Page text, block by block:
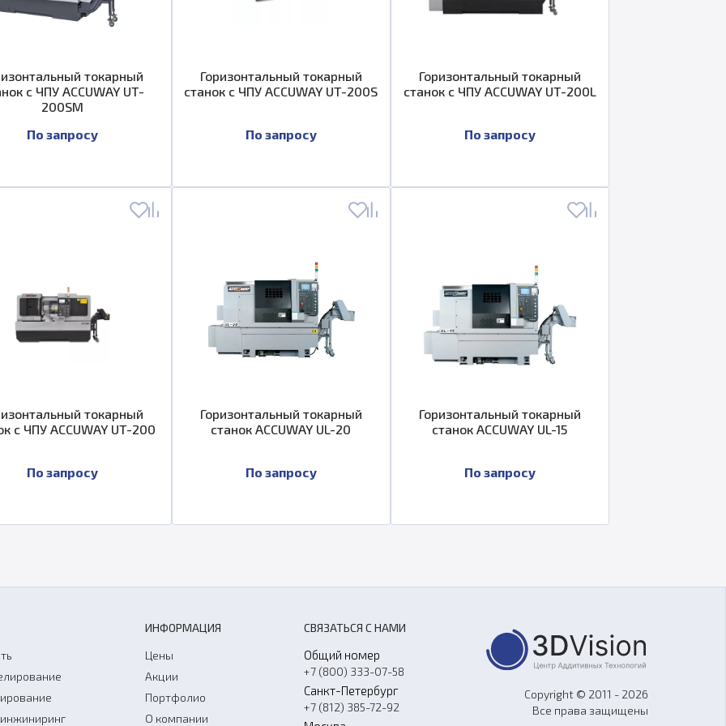
токарный
с ЧПУ ACCUWAY UT-
200SM
По запросу
Горизонтальный токарный
станок с ЧПУ ACCUWAY UT-200S
По запросу
Горизонтальный токарный
станок с ЧПУ ACCUWAY UT-200L
По запросу
токарный
с ЧПУ ACCUWAY UT-200
По запросу
Горизонтальный токарный
станок ACCUWAY UL-20
По запросу
Горизонтальный токарный
станок ACCUWAY UL-15
По запросу
ИНФОРМАЦИЯ
Цены
Акции
Портфолио
О компании
СВЯЗАТЬСЯ С НАМИ
Общий номер
+7 (800) 333-07-58
Санкт-Петербург
+7 (812) 385-72-92
Copyright © 2011 - 2026
Все права защищены